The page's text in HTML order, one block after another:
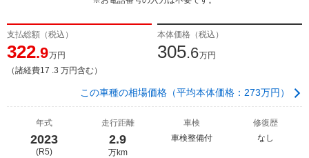
支払総額（税込）
322.9万円
（諸経費17 .3 万円含む）
本体価格（税込）
305.6万円
この車種の相場価格（平均本体価格：273万円）
年式
2023
(R5)
走行距離
2.9
万km
車検
車検整備付
修復歴
なし